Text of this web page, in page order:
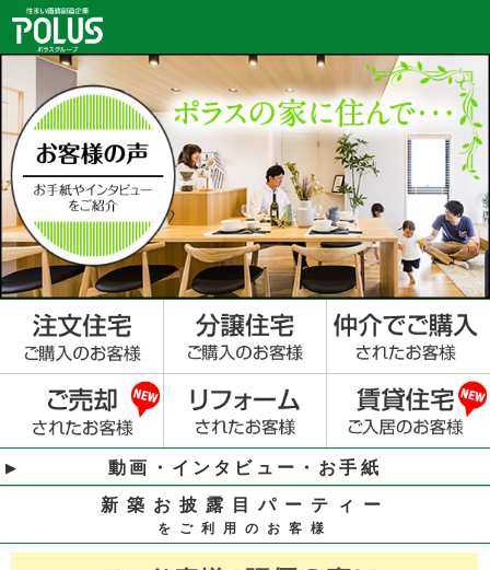
動画・インタビュー・お手紙
新築お披露目パーティー
をご利用のお客様